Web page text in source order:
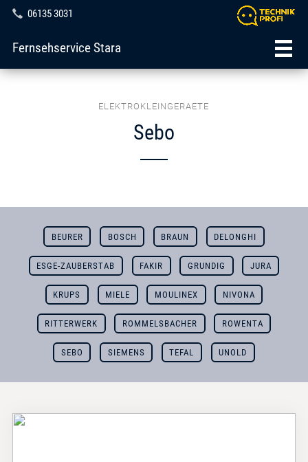
06135 3031
Fernsehservice Stara
ELEKTROKLEINGERAETE
Sebo
BEURER BOSCH BRAUN DELONGHI
ESGE-ZAUBERSTAB FAKIR GRUNDIG JURA
KRUPS MIELE MOULINEX NIVONA
RITTERWERK ROMMELSBACHER ROWENTA
SEBO SIEMENS TEFAL UNOLD